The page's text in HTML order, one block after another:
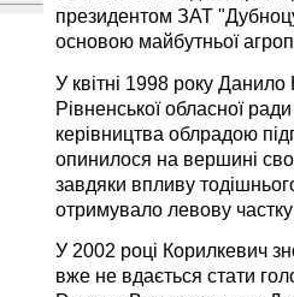
президентом ЗАТ
основою майбутньої
У квітні 1998 року
Рівненської обласної
керівництва облрадою
опинилося на вершині
завдяки впливу
отримувало левову
У 2002 році Корилкевич
вже не вдається стати